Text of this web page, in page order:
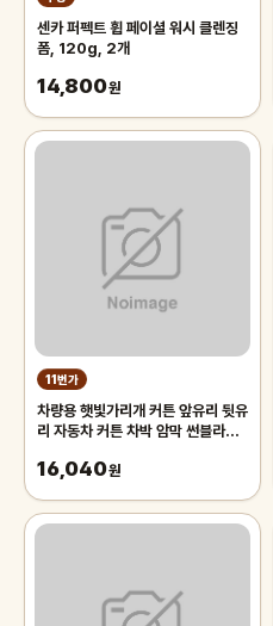
센카 퍼펙트 휩 페이셜 워시 클렌징
폼, 120g, 2개
14,800원
11번가
차량용 햇빛가리개 커튼 앞유리 뒷유
리 자동차 커튼 차박 암막 썬블라인
리햇
16,040원